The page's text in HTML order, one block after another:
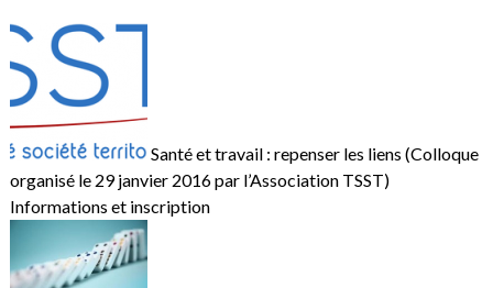
Santé et travail : repenser les liens (Colloque
organisé le 29 janvier 2016 par l’Association TSST)
Informations et inscription